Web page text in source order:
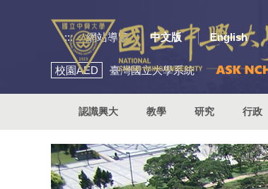
::: 網站導覽 中文版 English
校園AED 臺灣國立大學系統
認識興大 教學 研究 行政